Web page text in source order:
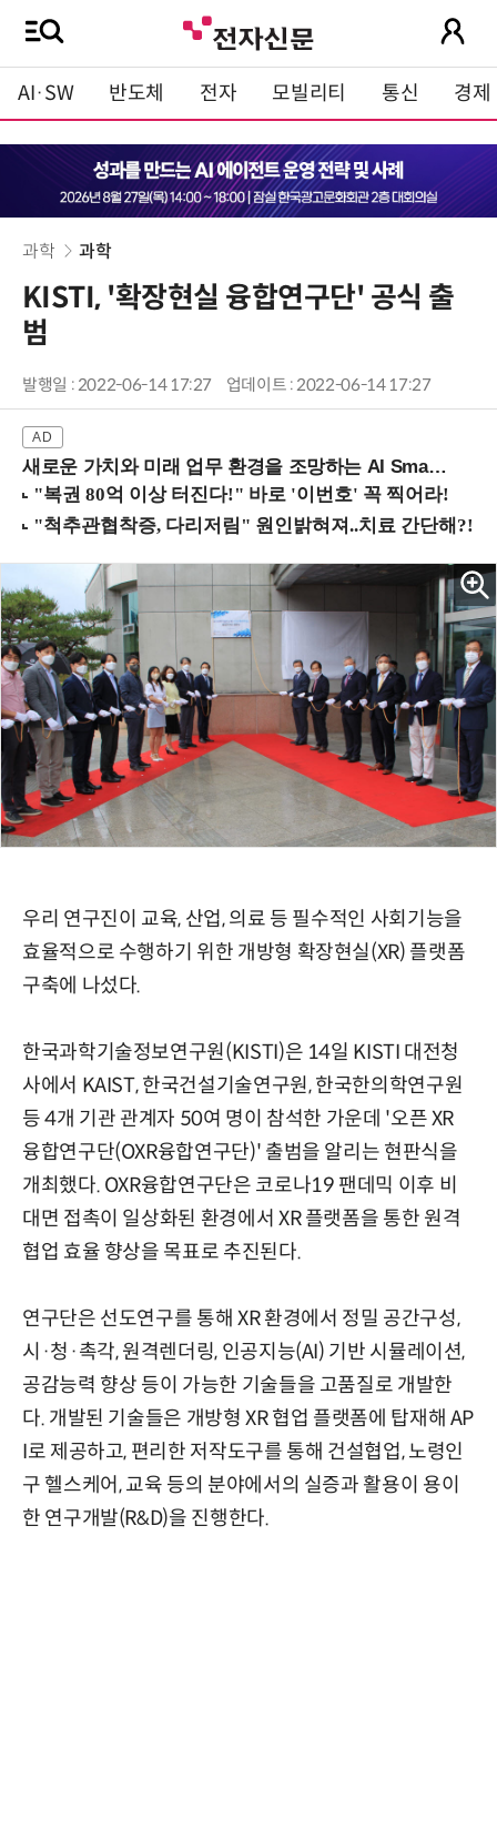
AI·SW 반도체 전자 모빌리티 통신 경제
과학 과학
KISTI, '확장현실 융합연구단' 공식 출
범
발행일 : 2022-06-14 17:27 업데이트 : 2022-06-14 17:27
새로운 가치와 미래 업무 환경을 조망하는 AI Smart Work Summit 2026 (9/11 코엑스)
우리 연구진이 교육, 산업, 의료 등 필수적인 사회기능을
효율적으로 수행하기 위한 개방형 확장현실(XR) 플랫폼
구축에 나섰다.
한국과학기술정보연구원(KISTI)은 14일 KISTI 대전청
사에서 KAIST, 한국건설기술연구원, 한국한의학연구원
등 4개 기관 관계자 50여 명이 참석한 가운데 '오픈 XR
융합연구단(OXR융합연구단)' 출범을 알리는 현판식을
개최했다. OXR융합연구단은 코로나19 팬데믹 이후 비
대면 접촉이 일상화된 환경에서 XR 플랫폼을 통한 원격
협업 효율 향상을 목표로 추진된다.
연구단은 선도연구를 통해 XR 환경에서 정밀 공간구성,
시·청·촉각, 원격렌더링, 인공지능(AI) 기반 시뮬레이션,
공감능력 향상 등이 가능한 기술들을 고품질로 개발한
다. 개발된 기술들은 개방형 XR 협업 플랫폼에 탑재해 AP
I로 제공하고, 편리한 저작도구를 통해 건설협업, 노령인
구 헬스케어, 교육 등의 분야에서의 실증과 활용이 용이
한 연구개발(R&D)을 진행한다.